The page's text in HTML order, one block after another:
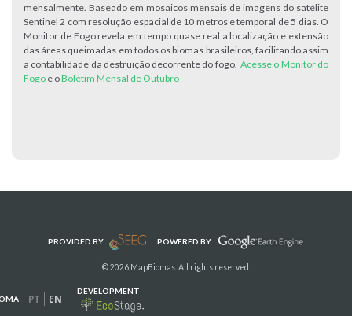
mensalmente. Baseado em mosaicos mensais de imagens do satélite
Sentinel 2 com resolução espacial de 10 metros e temporal de 5 dias. O
Monitor de Fogo revela em tempo quase real a localização e extensão
das áreas queimadas em todos os biomas brasileiros, facilitando assim
a contabilidade da destruição decorrente do fogo. Acesse o Monitor do
Fogo e oBoletim Mensal de Outubro
PROVIDED BY POWERED BY
© 2026 MapBiomas. All rights reserved.
PT EN
DEVELOPMENT